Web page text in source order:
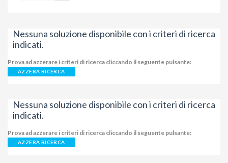
Nessuna soluzione disponibile con i criteri di ricerca
indicati.
Prova ad azzerare i criteri di ricerca cliccando il seguente pulsante:
AZZERA RICERCA
Nessuna soluzione disponibile con i criteri di ricerca
indicati.
Prova ad azzerare i criteri di ricerca cliccando il seguente pulsante:
AZZERA RICERCA